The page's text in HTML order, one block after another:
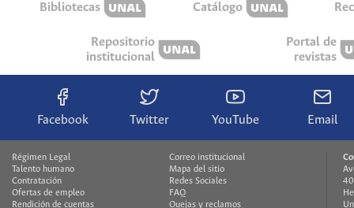
Bibliotecas Catálogo
Repositorio
institucional
Portal de
revistas
Facebook Twitter YouTube Email
Régimen Legal
Talento humano
Contratación
Ofertas de empleo
Rendición de cuentas
Correo institucional
Mapa del sitio
Redes Sociales
FAQ
Quejas y reclamos